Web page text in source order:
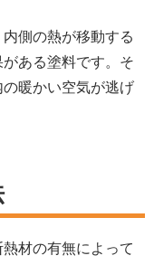
側の熱が移動する
ある塗料です。そ
暖かい空気が逃げ
材の有無によって